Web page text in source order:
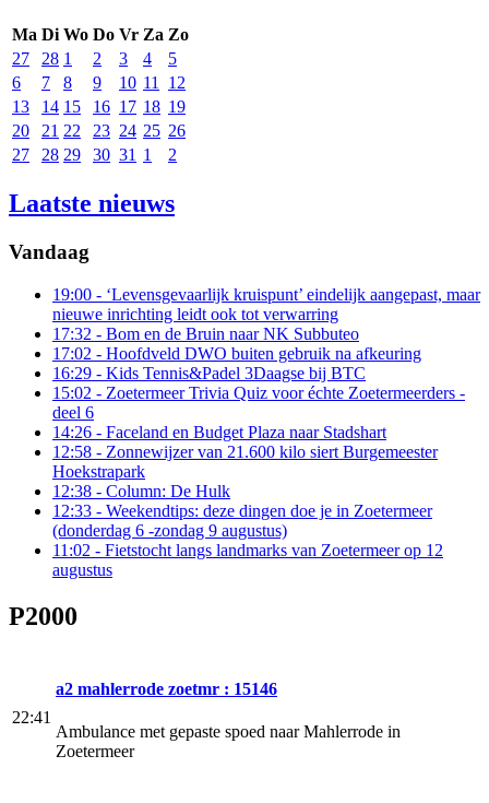
Ma Di Wo Do Vr Za Zo
27
28 1 2 3 4
5
6
7 8 9 10 11
12
13
14 15 16 17 18 19
20
21 22 23 24 25 26
27
28 29 30 31 1 2
Laatste nieuws
Vandaag
19:00 - ‘Levensgevaarlijk kruispunt’ eindelijk aangepast, maar
nieuwe inrichting leidt ook tot verwarring
17:32 - Bom en de Bruin naar NK Subbuteo
17:02 - Hoofdveld DWO buiten gebruik na afkeuring
16:29 - Kids Tennis&Padel 3Daagse bij BTC
15:02 - Zoetermeer Trivia Quiz voor échte Zoetermeerders -
deel 6
14:26 - Faceland en Budget Plaza naar Stadshart
12:58 - Zonnewijzer van 21.600 kilo siert Burgemeester
Hoekstrapark
12:38 - Column: De Hulk
12:33 - Weekendtips: deze dingen doe je in Zoetermeer
(donderdag 6 -zondag 9 augustus)
11:02 - Fietstocht langs landmarks van Zoetermeer op 12
augustus
P2000
22:41
a2 mahlerrode zoetmr : 15146
Ambulance met gepaste spoed naar Mahlerrode in
Zoetermeer